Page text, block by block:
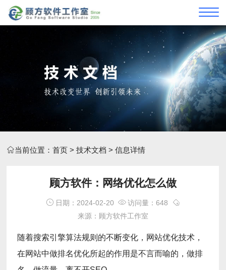
当前位置：首页 >技术文档 > 信息详情
顾方软件：网络优化怎么做
日期：2024-02-20
访问量：648
来源：顾方软件工作室
随着搜索引擎算法规则的不断变化，网站优化技术，
在网站中做排名优化所起的作用是不言而喻的，做排